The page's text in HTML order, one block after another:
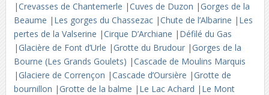
|Crevasses de Chantemerle |Cuves de Duzon |Gorges de la
Beaume | Les gorges du Chassezac |Chute de l’Albarine | Les
pertes de la Valserine |Cirque D’Archiane | Défilé du Gas
|Glacière de Font d’Urle |Grotte du Brudour |Gorges de la
Bourne (Les Grands Goulets) |Cascade de Moulins Marquis
|Glaciere de Corrençon |Cascade d’Oursière |Grotte de
bournillon |Grotte de la balme | Le Lac Achard | Le Mont